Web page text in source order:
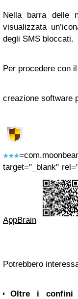
Nella barra delle
visualizzata
degli SMS bloccati.
Per procedere con
creazione software
target="_blank"
AppBrain
Potrebbero
Oltre i confini